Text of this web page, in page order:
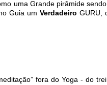
uma Grande pirâmide
Guia um Verdadeiro GURU,
fora do Yoga - do